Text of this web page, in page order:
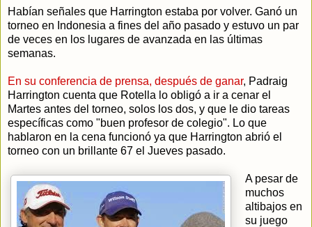
Habían señales que Harrington estaba por volver. Ganó un
torneo en Indonesia a fines del año pasado y estuvo un par
de veces en los lugares de avanzada en las últimas
semanas.
En su conferencia de prensa, después de ganar, Padraig
Harrington cuenta que Rotella lo obligó a ir a cenar el
Martes antes del torneo, solos los dos, y que le dio tareas
específicas como "buen profesor de colegio". Lo que
hablaron en la cena funcionó ya que Harrington abrió el
torneo con un brillante 67 el Jueves pasado.
A pesar de
muchos
altibajos en
su juego